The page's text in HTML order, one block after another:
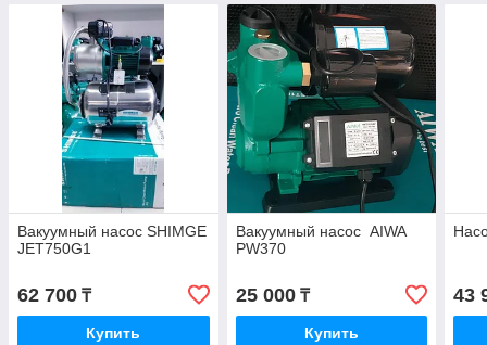
Вакуумный насос SHIMGE
JET750G1
62 700 ₸
Купить
Вакуумный насос AIWA
PW370
25 000₸
Купить
43